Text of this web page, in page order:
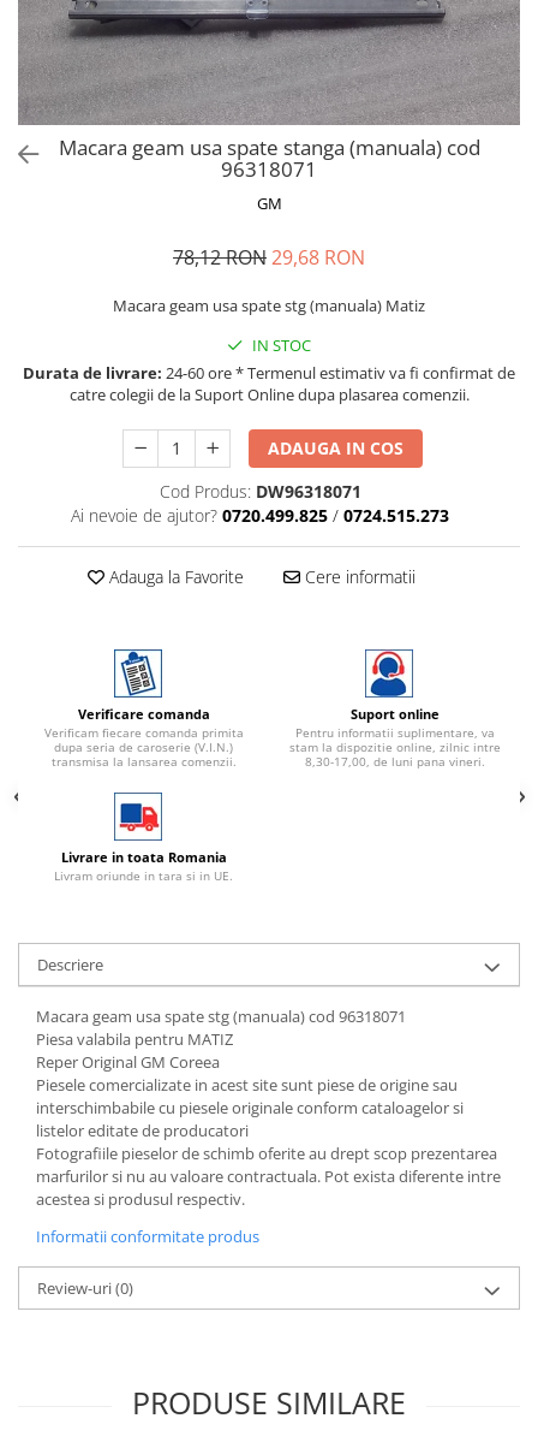
MOVANO
TIGRA-B 2004-2009
VECTRA-C 2002-2008
VIVARO
Mazda CX-80 KL
SX4 S-CROSS Hybrid 48V 2020-
prezent
S-CROSS HYBRID 48V 2022-prezent
VITARA 2015-prezent
VITARA Hybrid 48V 2020-prezent
VITARA Strong Hybrid 140V 2022-
eVitara 2025-prezent
SPARK M300 2010-2018
Macara geam usa spate stanga (manuala) cod
96318071
GM
78,12 RON29,68 RON
Macara geam usa spate stg (manuala) Matiz
IN STOC
Durata de livrare: 24-60 ore * Termenul estimativ va fi confirmat de
catre colegii de la Suport Online dupa plasarea comenzii.
ADAUGA IN COS
Cod Produs: DW96318071
Ai nevoie de ajutor? 0720.499.825 / 0724.515.273
Adauga la Favorite Cere informatii
Verificare comanda
Verificam fiecare comanda primita
dupa seria de caroserie (V.I.N.)
transmisa la lansarea comenzii.
Suport online
Pentru informatii suplimentare, va
stam la dispozitie online, zilnic intre
8,30-17,00, de luni pana vineri.
Livrare in toata Romania
Livram oriunde in tara si in UE.
Descriere
Macara geam usa spate stg (manuala) cod 96318071
Piesa valabila pentru MATIZ
Reper Original GM Coreea
Piesele comercializate in acest site sunt piese de origine sau
interschimbabile cu piesele originale conform cataloagelor si
listelor editate de producatori
Fotografiile pieselor de schimb oferite au drept scop prezentarea
marfurilor si nu au valoare contractuala. Pot exista diferente intre
acestea si produsul respectiv.
Informatii conformitate produs
Review-uri(0)
PRODUSE SIMILARE